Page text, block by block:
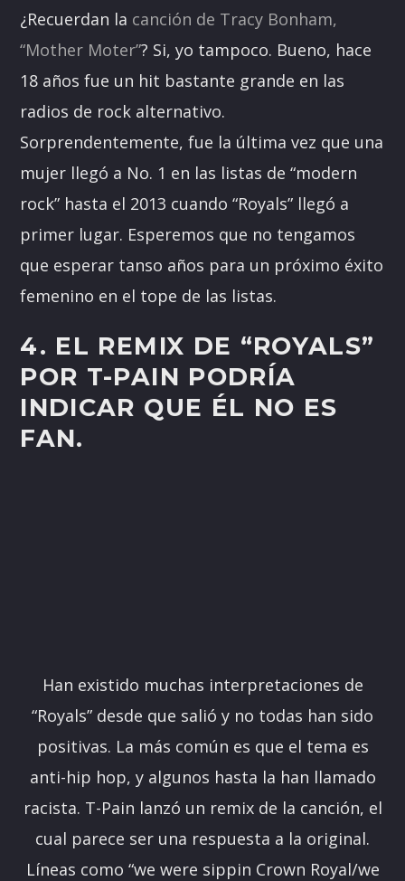
¿Recuerdan la canción de Tracy Bonham,
“Mother Moter”? Si, yo tampoco. Bueno, hace
18 años fue un hit bastante grande en las
radios de rock alternativo.
Sorprendentemente, fue la última vez que una
mujer llegó a No. 1 en las listas de “modern
rock” hasta el 2013 cuando “Royals” llegó a
primer lugar. Esperemos que no tengamos
que esperar tanso años para un próximo éxito
femenino en el tope de las listas.
4. EL REMIX DE “ROYALS”
POR T-PAIN PODRÍA
INDICAR QUE ÉL NO ES
FAN.
Han existido muchas interpretaciones de
“Royals” desde que salió y no todas han sido
positivas. La más común es que el tema es
anti-hip hop, y algunos hasta la han llamado
racista. T-Pain lanzó un remix de la canción, el
cual parece ser una respuesta a la original.
Líneas como “we were sippin Crown Royal/we